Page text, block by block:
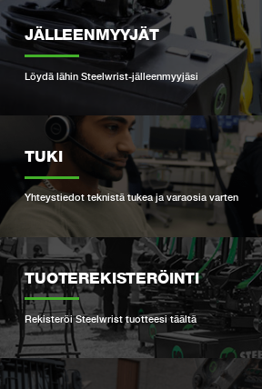
JÄLLEENMYYJÄT
Löydä lähin Steelwrist-jälleenmyyjäsi
TUKI
Yhteystiedot teknistä tukea ja varaosia varten
TUOTEREKISTERÖINTI
Rekisteröi Steelwrist tuotteesi täältä